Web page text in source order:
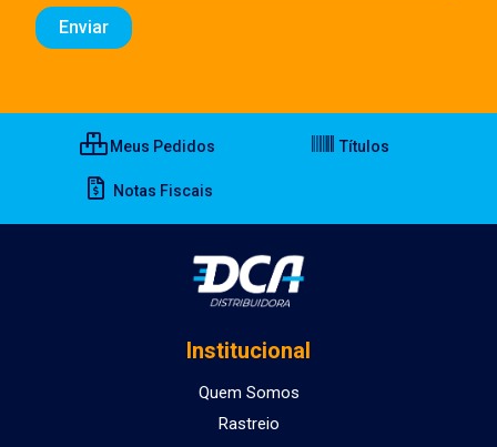
Meus Pedidos Títulos
Notas Fiscais
Institucional
Quem Somos
Rastreio